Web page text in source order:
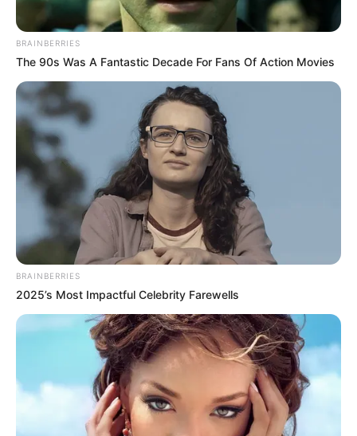
BRAINBERRIES
The 90s Was A Fantastic Decade For Fans Of Action Movies
BRAINBERRIES
2025’s Most Impactful Celebrity Farewells